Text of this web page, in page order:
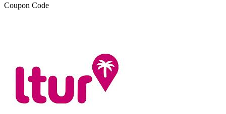
Coupon Code